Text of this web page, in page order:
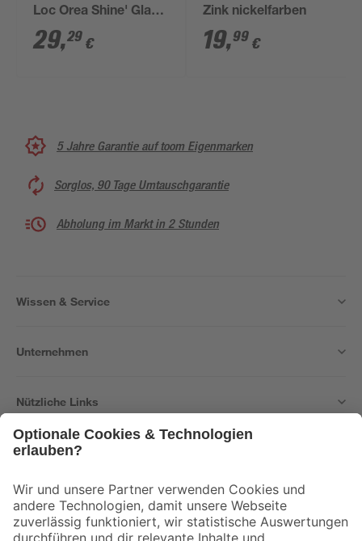
Loc Orea Shine' Glas
satiniert 200 ml
29,29 €
Zink nickelfarben
19,99 €
5 Jahre Garantie auf toom Eigenmarken
Sorglos, 90 Tage Umtauschgarantie
Abholung im Markt in 2 Stunden
Wissen & Service
Unternehmen
Nützliche Links
Der toom Newsletter: Keine Angebote und Aktionen mehr verpassen!
Zur Newsletter Anmeldung